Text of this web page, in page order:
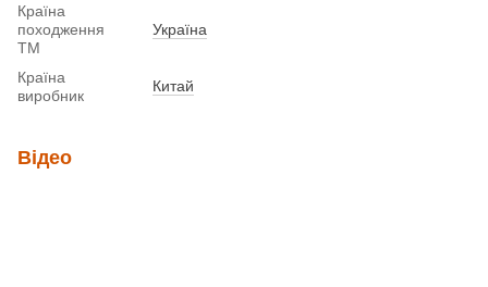
Країна
походження
ТМ
Україна
Країна
виробник
Китай
Відео